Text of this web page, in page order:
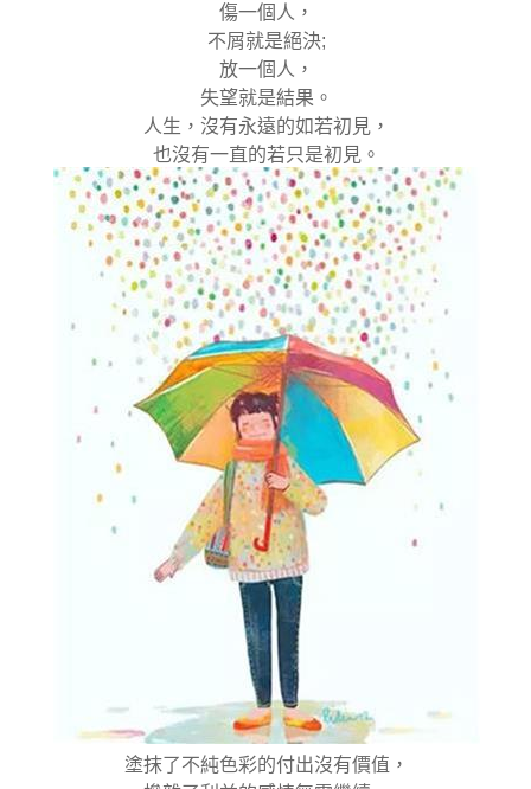
傷一個人，
不屑就是絕決;
放一個人，
失望就是結果。
人生，沒有永遠的如若初見，
也沒有一直的若只是初見。
塗抹了不純色彩的付出沒有價值，